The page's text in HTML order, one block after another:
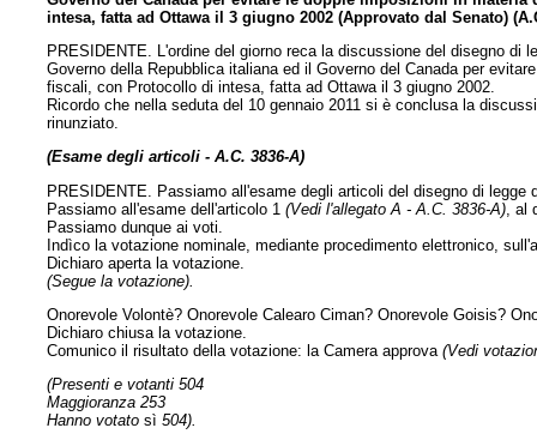
intesa, fatta ad Ottawa il 3 giugno 2002 (Approvato dal Senato)
PRESIDENTE. L'ordine del giorno reca la discussione del disegno
Governo della Repubblica italiana ed il Governo del Canada per
fiscali, con Protocollo di intesa, fatta ad Ottawa il 3 giugno 2002.
Ricordo che nella seduta del 10 gennaio 2011 si è conclusa la
rinunziato.
(Esame degli articoli - A.C. 3836-A)
PRESIDENTE. Passiamo all'esame degli articoli del disegno di
Passiamo all'esame dell'articolo 1(Vedi l'allegato A - A.C. 3836-A) ,
Passiamo dunque ai voti.
Indìco la votazione nominale, mediante procedimento elettronico,
Dichiaro aperta la votazione.
(Segue la votazione).
Onorevole Volontè? Onorevole Calearo Ciman? Onorevole Goisis?
Dichiaro chiusa la votazione.
Comunico il risultato della votazione: la Camera approva(Vedi
(Presenti e votanti 504
Maggioranza 253
Hanno votato sì504).